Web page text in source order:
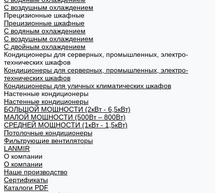
С воздушным охлаждением
Прецизионные шкафные
Прецизионные шкафные
С водяным охлаждением
С воздушным охлаждением
С двойным охлаждением
Кондиционеры для серверных, промышленных, электро-
технических шкафов
Кондиционеры для серверных, промышленных, электро-
технических шкафов
Кондиционеры для уличных климатических шкафов
Настенные кондиционеры
Настенные кондиционеры
БОЛЬШОЙ МОЩНОСТИ (2кВт - 6,5кВт)
МАЛОЙ МОЩНОСТИ (500Вт – 800Вт)
СРЕДНЕЙ МОЩНОСТИ (1кВт - 1,5кВт)
Потолочные кондиционеры
Фильтрующие вентиляторы
LANMIR
О компании
О компании
Наше производство
Сертификаты
Каталоги PDF